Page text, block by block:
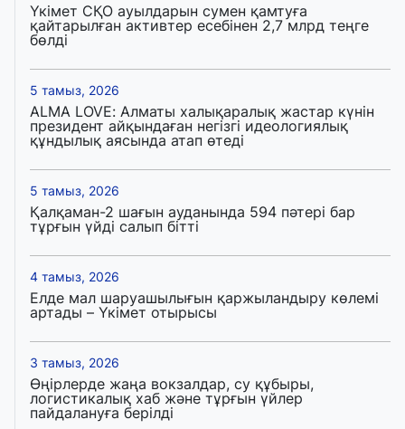
Үкімет СҚО ауылдарын сумен қамтуға
қайтарылған активтер есебінен 2,7 млрд теңге
бөлді
5 тамыз, 2026
ALMA LOVE: Алматы халықаралық жастар күнін
президент айқындаған негізгі идеологиялық
құндылық аясында атап өтеді
5 тамыз, 2026
Қалқаман-2 шағын ауданында 594 пәтері бар
тұрғын үйді салып бітті
4 тамыз, 2026
Елде мал шаруашылығын қаржыландыру көлемі
артады – Үкімет отырысы
3 тамыз, 2026
Өңірлерде жаңа вокзалдар, су құбыры,
логистикалық хаб және тұрғын үйлер
пайдалануға берілді